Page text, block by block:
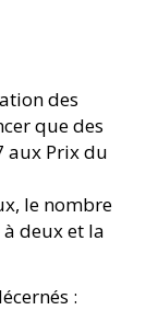
des
que des
aux Prix du
le nombre
deux et la
: